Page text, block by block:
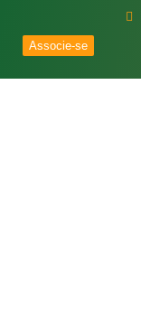
Associe-se